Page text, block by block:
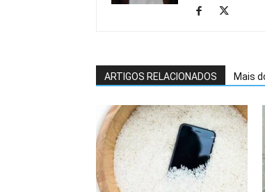
ARTIGOS RELACIONADOS Mais